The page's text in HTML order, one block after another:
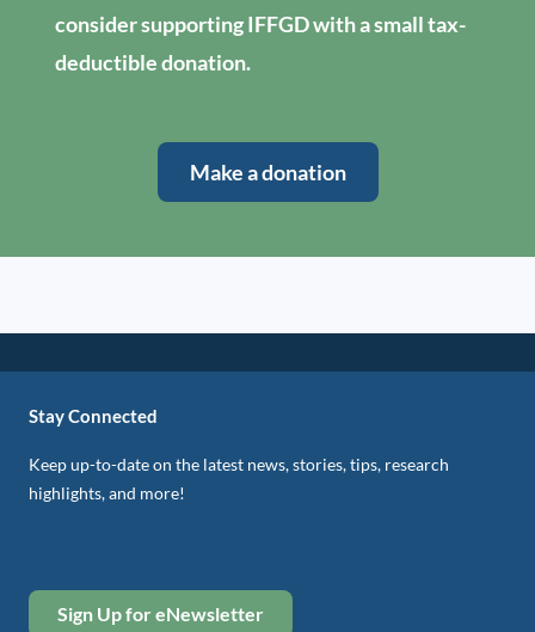
consider supporting IFFGD with a small tax-
deductible donation.
Make a donation
Stay Connected
Keep up-to-date on the latest news, stories, tips, research
highlights, and more!
Sign Up for eNewsletter